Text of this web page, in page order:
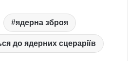
ядерна зброя
до ядерних сцераріїв